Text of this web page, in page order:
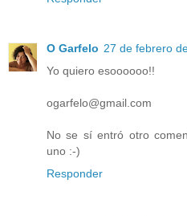
O Garfelo 27 de febrero
Yo quiero esoooooo!!
ogarfelo@gmail.com
No se sí entró otro
uno :-)
Responder